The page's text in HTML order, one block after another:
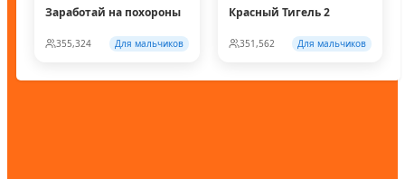
Заработай на похороны
355,324 Для мальчиков
Красный Тигель 2
351,562 Для мальчиков